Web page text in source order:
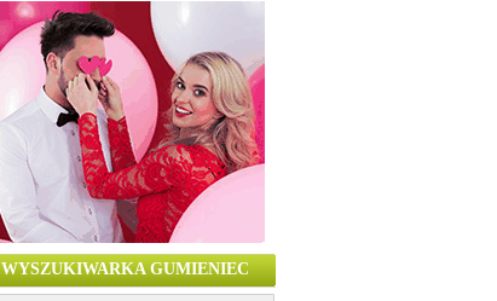
WYSZUKIWARKA GUMIENIEC